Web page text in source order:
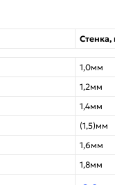
Стенка,
1,0мм
1,2мм
1,4мм
(1,5)мм
1,6мм
1,8мм